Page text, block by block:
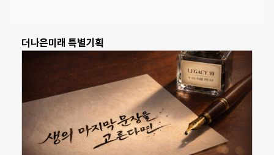
더나은미래 특별기획